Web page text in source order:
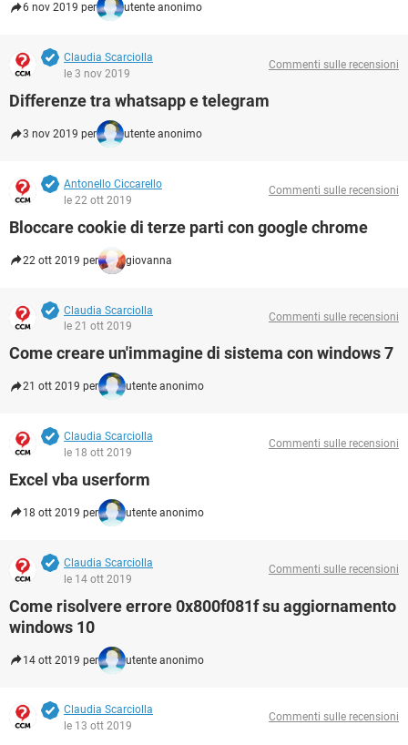
6 nov 2019 per utente anonimo
Claudia Scarciolla
le 3 nov 2019
Commenti sulle recensioni
Differenze tra whatsapp e telegram
3 nov 2019 per utente anonimo
Antonello Ciccarello
le 22 ott 2019
Commenti sulle recensioni
Bloccare cookie di terze parti con google chrome
22 ott 2019 per giovanna
Claudia Scarciolla
le 21 ott 2019
Commenti sulle recensioni
Come creare un'immagine di sistema con windows 7
21 ott 2019 per utente anonimo
Claudia Scarciolla
le 18 ott 2019
Commenti sulle recensioni
Excel vba userform
18 ott 2019 per utente anonimo
Claudia Scarciolla
le 14 ott 2019
Commenti sulle recensioni
Come risolvere errore 0x800f081f su aggiornamento
windows 10
14 ott 2019 per utente anonimo
Claudia Scarciolla
le 13 ott 2019
Commenti sulle recensioni